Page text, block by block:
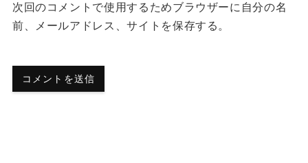
次回のコメントで使用するためブラウザーに自分の名
前、メールアドレス、サイトを保存する。